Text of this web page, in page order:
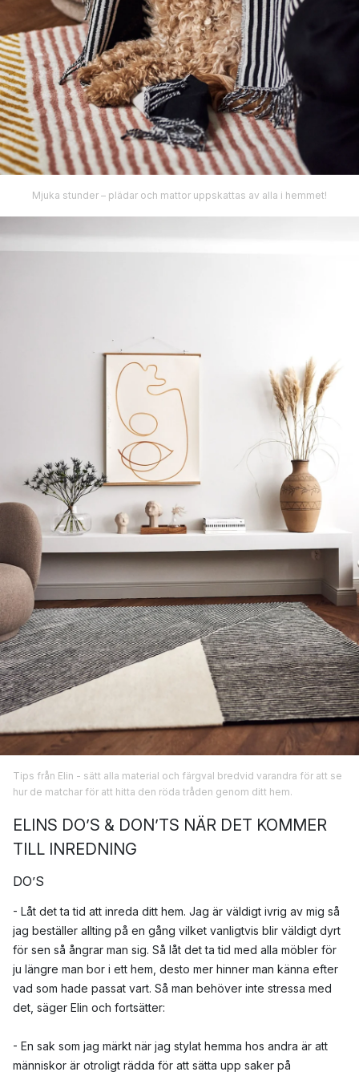
Mjuka stunder – plädar och mattor uppskattas av alla i hemmet!
Tips från Elin - sätt alla material och färgval bredvid varandra för att se
hur de matchar för att hitta den röda tråden genom ditt hem.
ELINS DO’S & DON’TS NÄR DET KOMMER
TILL INREDNING
DO’S
- Låt det ta tid att inreda ditt hem. Jag är väldigt ivrig av mig så
jag beställer allting på en gång vilket vanligtvis blir väldigt dyrt
för sen så ångrar man sig. Så låt det ta tid med alla möbler för
ju längre man bor i ett hem, desto mer hinner man känna efter
vad som hade passat vart. Så man behöver inte stressa med
det, säger Elin och fortsätter:
- En sak som jag märkt när jag stylat hemma hos andra är att
människor är otroligt rädda för att sätta upp saker på